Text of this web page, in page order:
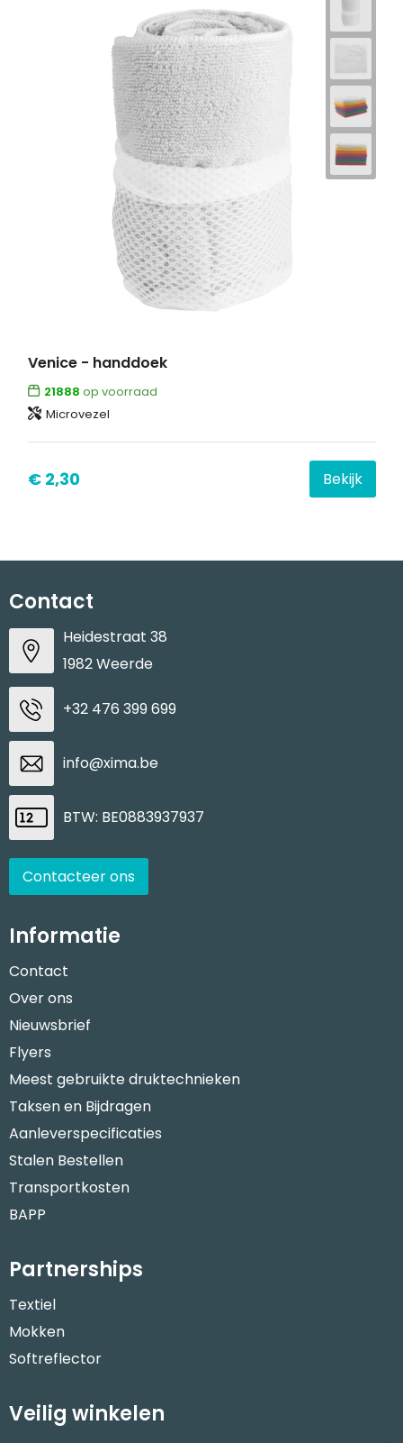
Venice - handdoek
21888 op voorraad
Microvezel
€ 2,30 Bekijk
Contact
Heidestraat 38
1982 Weerde
+32 476 399 699
info@xima.be
BTW: BE0883937937
Contacteer ons
Informatie
Contact
Over ons
Nieuwsbrief
Flyers
Meest gebruikte druktechnieken
Taksen en Bijdragen
Aanleverspecificaties
Stalen Bestellen
Transportkosten
BAPP
Partnerships
Textiel
Mokken
Softreflector
Veilig winkelen